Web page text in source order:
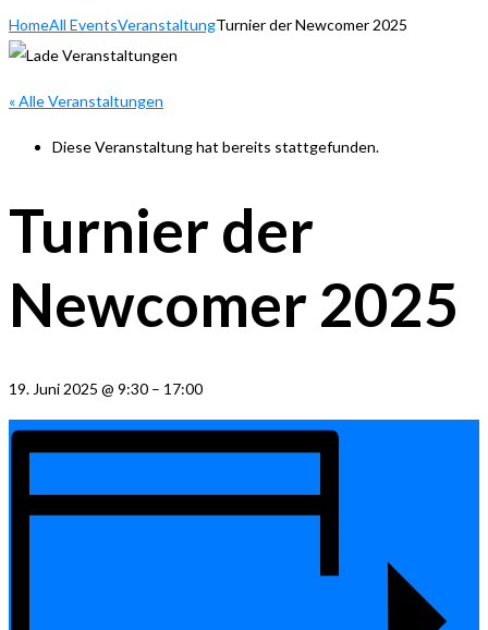
HomeAll EventsVeranstaltungTurnier der Newcomer 2025
« Alle Veranstaltungen
Diese Veranstaltung hat bereits stattgefunden.
Turnier der
Newcomer 2025
19. Juni 2025 @ 9:30 – 17:00